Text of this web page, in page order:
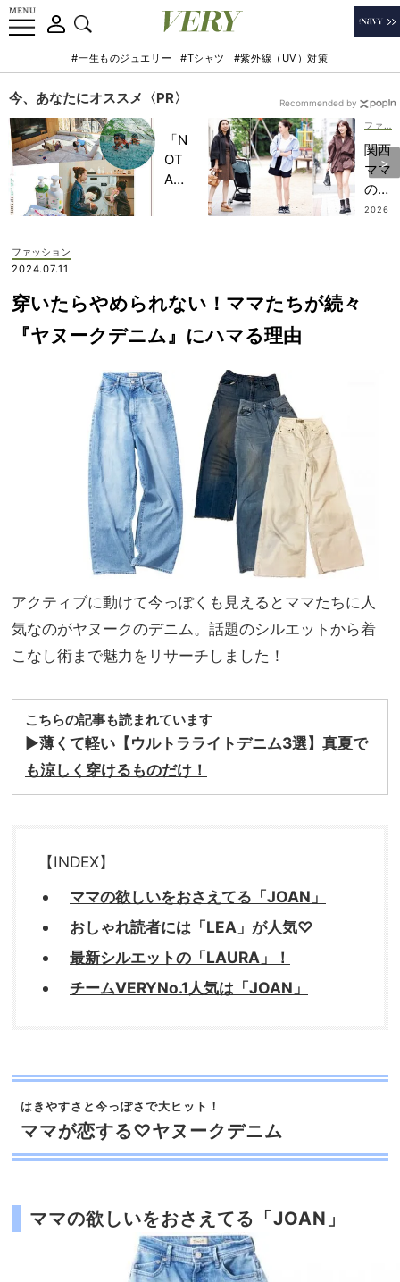
#一生ものジュエリー #Tシャツ #紫外線（UV）対策
今、あなたにオススメ〈PR〉
「N
OT
A
記憶
に一
生残
上の
家族
旅】
を
関西
ママ
の
【シ
2026
Recommended by
ファッション
2024.07.11
穿いたらやめられない！ママたちが続々
『ヤヌークデニム』にハマる理由
アクティブに動けて今っぽくも見えるとママたちに人
気なのがヤヌークのデニム。話題のシルエットから着
こなし術まで魅力をリサーチしました！
こちらの記事も読まれています
▶︎薄くて軽い【ウルトラライトデニム3選】真夏で
も涼しく穿けるものだけ！
【INDEX】
ママの欲しいをおさえてる「JOAN」
おしゃれ読者には「LEA」が人気♡
最新シルエットの「LAURA」！
チームVERYNo.1人気は「JOAN」
はきやすさと今っぽさで大ヒット！
ママが恋する♡ヤヌークデニム
ママの欲しいをおさえてる「JOAN」